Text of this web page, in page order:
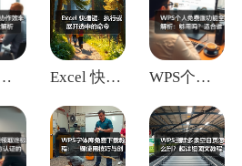
作效率？协作技巧全解析 Excel 快捷键：执行或展开选中的命令 WPS个人免费版功能全解析：够用吗？适合